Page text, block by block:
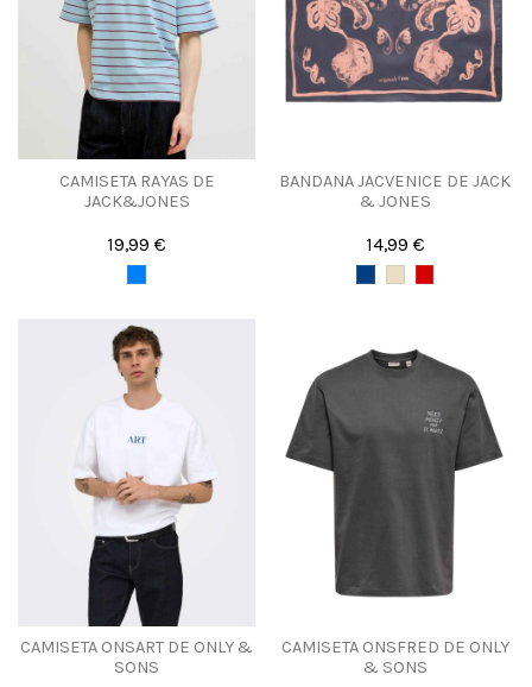
CAMISETA RAYAS DE
JACK&JONES
19,99 €
BANDANA JACVENICE DE JACK
& JONES
14,99 €
CAMISETA ONSART DE ONLY &
SONS
CAMISETA ONSFRED DE ONLY
& SONS